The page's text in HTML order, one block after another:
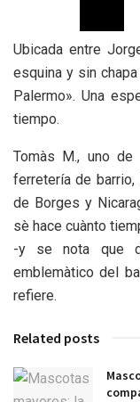
Ubicada entre
esquina y sin
Palermo». Una
tiempo.
Tomàs M., uno
ferretería de
de Borges y
sè hace cuànto
-y se nota que
emblemàtico del
refiere.
Related posts